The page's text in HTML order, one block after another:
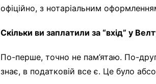
офіційно, з нотаріальним
Скільки ви заплатили за “вхід” у
По-перше, точно не пам’ятаю. По-
знає, в податковій все є. Це було